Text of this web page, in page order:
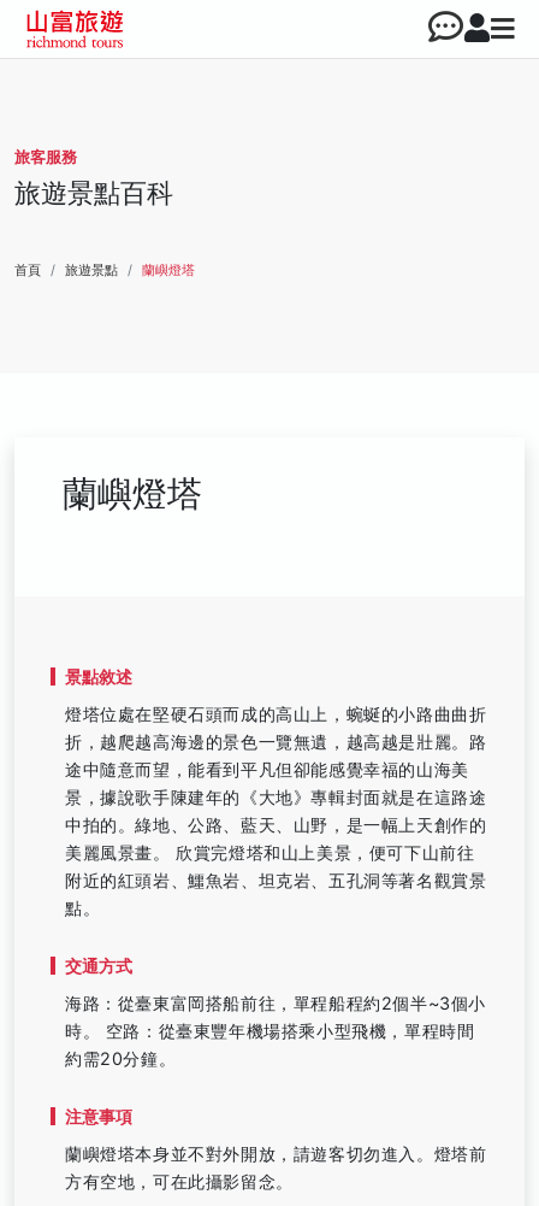
旅客服務
旅遊景點百科
首頁 旅遊景點 蘭嶼燈塔
蘭嶼燈塔
景點敘述
燈塔位處在堅硬石頭而成的高山上，蜿蜒的小路曲曲折
折，越爬越高海邊的景色一覽無遺，越高越是壯麗。路
途中隨意而望，能看到平凡但卻能感覺幸福的山海美
景，據說歌手陳建年的《大地》專輯封面就是在這路途
中拍的。綠地、公路、藍天、山野，是一幅上天創作的
美麗風景畫。 欣賞完燈塔和山上美景，便可下山前往
附近的紅頭岩、鱷魚岩、坦克岩、五孔洞等著名觀賞景
點。
交通方式
海路：從臺東富岡搭船前往，單程船程約2個半~3個小
時。 空路：從臺東豐年機場搭乘小型飛機，單程時間
約需20分鐘。
注意事項
蘭嶼燈塔本身並不對外開放，請遊客切勿進入。燈塔前
方有空地，可在此攝影留念。